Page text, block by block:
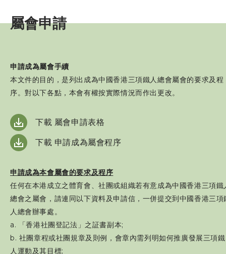
工作人員
贊助商 / 宣傳
屬會申請
申請成為屬會手續
本文件的目的，是列出成為中國香港三項鐵人總會屬會的要求及程
序。對以下各點，本會有權按實際情況而作出更改。
下載 屬會申請表格
下載 申請成為屬會程序
申請成為本會屬會的要求及程序
任何在本港成立之體育會、社團或組織若有意成為中國香港三項鐵
總會之屬會，請連同以下資料及申請信，一併提交到中國香港三項
人總會辦事處。
a. 「香港社團登記法」之証書副本;
b. 社團章程或社團規章及則例，會章內需列明如何推廣發展三項鐵
人運動及其目標;